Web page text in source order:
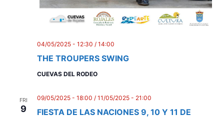
THE TROUPERS SWING
04/05/2025 - 12:30 / 14:00
CUEVAS DEL RODEO
FRI
9
FIESTA DE LAS NACIONES 9, 10 Y 11 DE
09/05/2025 - 18:00 / 11/05/2025 - 21:00